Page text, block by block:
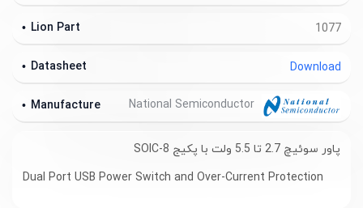
1077
Lion Part
Download
Datasheet
National Semiconductor
Manufacture
پاور سوئیچ 2.7 تا 5.5 ولت با پکیج SOIC-8
Dual Port USB Power Switch and Over-Current Protection